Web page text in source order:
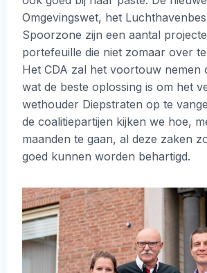
Omgevingswet, het
Spoorzone zijn een aantal
portefeuille die niet zomaar over
Het CDA zal het voortouw nemen
wat de beste oplossing is om het
wethouder Diepstraten op te
de coalitiepartijen kijken we hoe,
maanden te gaan, al deze zaken
goed kunnen worden behartigd.